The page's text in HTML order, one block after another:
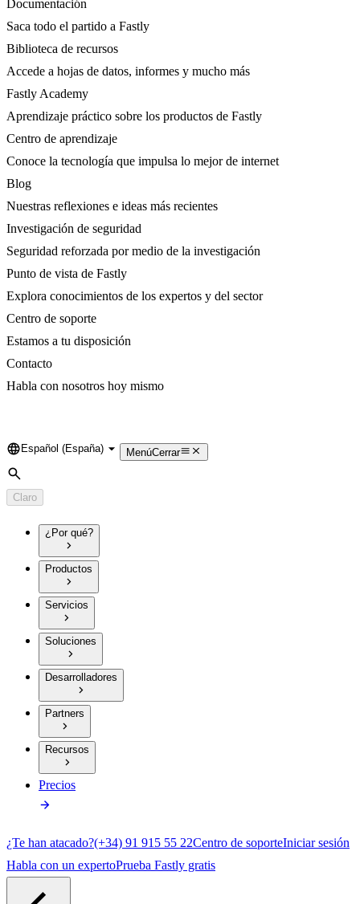
Documentación
Saca todo el partido a Fastly
Biblioteca de recursos
Accede a hojas de datos, informes y mucho más
Fastly Academy
Aprendizaje práctico sobre los productos de Fastly
Centro de aprendizaje
Conoce la tecnología que impulsa lo mejor de internet
Blog
Nuestras reflexiones e ideas más recientes
Investigación de seguridad
Seguridad reforzada por medio de la investigación
Punto de vista de Fastly
Explora conocimientos de los expertos y del sector
Centro de soporte
Estamos a tu disposición
Contacto
Habla con nosotros hoy mismo
Language
Español (España) MenúCerrar
Búsqueda
Claro
¿Por qué?
Productos
Servicios
Soluciones
Desarrolladores
Partners
Recursos
Precios
¿Te han atacado?(+34) 91 915 55 22Centro de soporteIniciar sesión
Habla con un expertoPrueba Fastly gratis